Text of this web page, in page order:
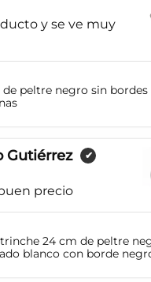
y se ve muy
de peltre negro sin bordes
Gutiérrez ✔
precio
24 cm de peltre
blanco con borde